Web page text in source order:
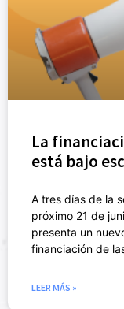
La
está bajo
A tres días de la
próximo 21 de
presenta un
financiación de
LEER MÁS »